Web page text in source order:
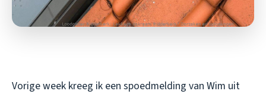
Vorige week kreeg ik een spoedmelding van Wim uit